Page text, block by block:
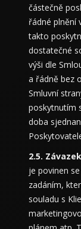
částečně
řádné plnění
takto
dostatečné
výši dle
a řádně bez
Smluvní
poskytnutím
doba
je povinen
zadáním,
souladu s